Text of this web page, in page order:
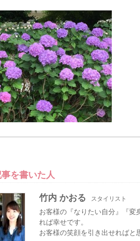
を書いた人
竹内 かおる スタイリスト
お客様の『なりたい自分』『変
れば幸せです。
お客様の笑顔を引き出せればと